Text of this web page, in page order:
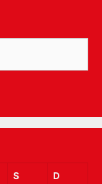
S D